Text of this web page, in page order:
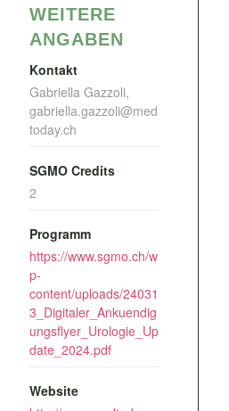
WEITERE
ANGABEN
Kontakt
Gabriella Gazzoli,
gabriella.gazzoli@med
today.ch
SGMO Credits
2
Programm
https://www.sgmo.ch/w
p-
content/uploads/24031
3_Digitaler_Ankuendig
ungsflyer_Urologie_Up
date_2024.pdf
Website